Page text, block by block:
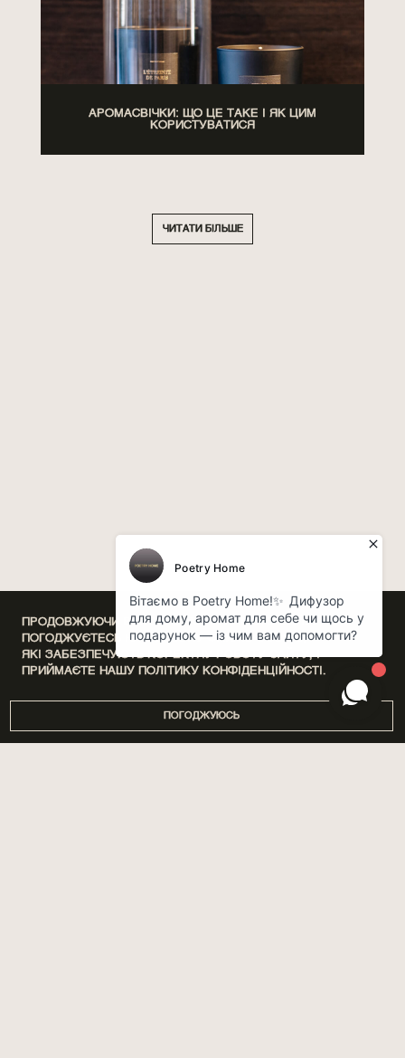
ПРОДОВЖУЮЧИ ВИКОРИСТАННЯ НАШОГО САЙТУ, ВИ
ПОГОДЖУЄТЕСЬ НА ОБРОБКУ ФАЙЛІВ COOKIE,
ЯКІ ЗАБЕЗПЕЧУЮТЬ КОРЕКТНУ РОБОТУ САЙТУ, І
ПРИЙМАЄТЕ НАШУ ПОЛІТИКУ КОНФІДЕНЦІЙНОСТІ.
ПОГОДЖУЮСЬ
АРОМАСВІЧКИ: ЩО ЦЕ ТАКЕ І ЯК ЦИМ
КОРИСТУВАТИСЯ
ЧИТАТИ БІЛЬШЕ